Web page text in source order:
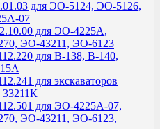
для ЭО-5124, ЭО-5126,
07
для ЭО-4225А,
ЭО-43211, ЭО-6123
для В-138, В-140,
для экскаваторов
для ЭО-4225А-07,
ЭО-43211, ЭО-6123,